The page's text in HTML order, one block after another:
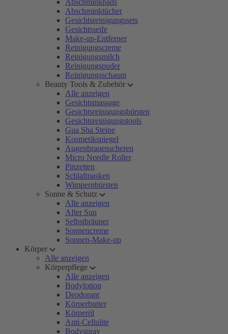
Abschminkpads
Abschminktücher
Gesichtsreinigungssets
Gesichtsseife
Make-up-Entferner
Reinigungscreme
Reinigungsmilch
Reinigungspuder
Reinigungsschaum
Beauty Tools & Zubehör
Alle anzeigen
Gesichtsmassage
Gesichtsreinigungsbürsten
Gesichtsreinigungstools
Gua Sha Steine
Kosmetikspiegel
Augenbrauenscheren
Micro Needle Roller
Pinzetten
Schlafmasken
Wimpernbürsten
Sonne & Schutz
Alle anzeigen
After Sun
Selbstbräuner
Sonnencreme
Sonnen-Make-up
Körper
Alle anzeigen
Körperpflege
Alle anzeigen
Bodylotion
Deodorant
Körperbutter
Körperöl
Anti-Cellulite
Bodyspray